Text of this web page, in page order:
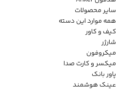
سایر محصولات
همه موارد این دسته
کیف و کاور
شارژر
میکروفون
میکسر و کارت صدا
پاور بانک
عینک هوشمند